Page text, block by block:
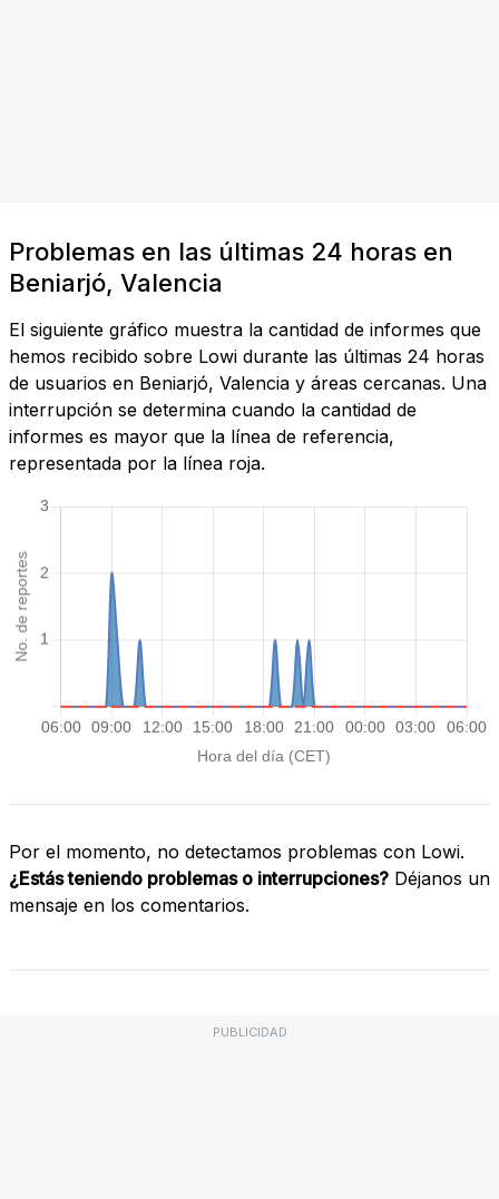
Problemas en las últimas 24 horas en
Beniarjó, Valencia
El siguiente gráfico muestra la cantidad de informes que
hemos recibido sobre Lowi durante las últimas 24 horas
de usuarios en Beniarjó, Valencia y áreas cercanas. Una
interrupción se determina cuando la cantidad de
informes es mayor que la línea de referencia,
representada por la línea roja.
Por el momento, no detectamos problemas con Lowi.
¿Estás teniendo problemas o interrupciones? Déjanos un
mensaje en los comentarios.
PUBLICIDAD